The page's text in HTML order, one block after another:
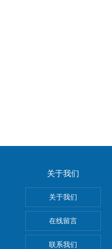
关于我们
关于我们
在线留言
联系我们